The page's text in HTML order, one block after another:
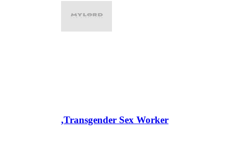
,Transgender Sex Worker